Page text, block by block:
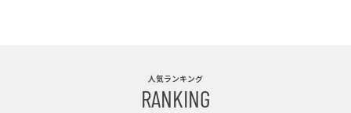
人気ランキング
RANKING